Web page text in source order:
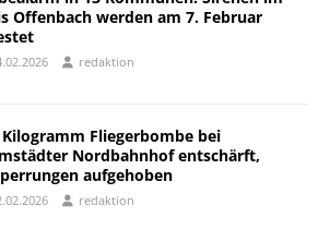
Offenbach werden am 7. Februar
redaktion
Kilogramm Fliegerbombe bei
Nordbahnhof entschärft,
aufgehoben
redaktion